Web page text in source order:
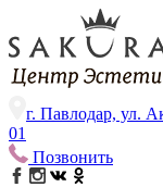
г. Павлодар, ул.
01
Позвонить